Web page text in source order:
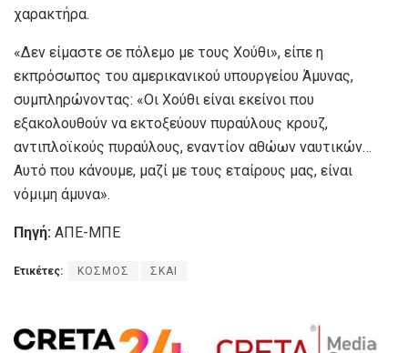
χαρακτήρα.
«Δεν είμαστε σε πόλεμο με τους Χούθι», είπε η
εκπρόσωπος του αμερικανικού υπουργείου Άμυνας,
συμπληρώνοντας: «Οι Χούθι είναι εκείνοι που
εξακολουθούν να εκτοξεύουν πυραύλους κρουζ,
αντιπλοϊκούς πυραύλους, εναντίον αθώων ναυτικών…
Αυτό που κάνουμε, μαζί με τους εταίρους μας, είναι
νόμιμη άμυνα».
Πηγή: ΑΠΕ-ΜΠΕ
Ετικέτες: ΚΟΣΜΟΣ ΣΚΑΙ